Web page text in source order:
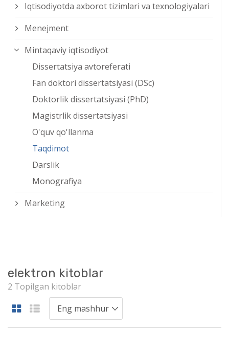
Iqtisodiyotda axborot tizimlari va texnologiyalari
Menejment
Mintaqaviy iqtisodiyot
Dissertatsiya avtoreferati
Fan doktori dissertatsiyasi (DSc)
Doktorlik dissertatsiyasi (PhD)
Magistrlik dissertatsiyasi
O'quv qo'llanma
Taqdimot
Darslik
Monografiya
Marketing
elektron kitoblar
2 Topilgan kitoblar